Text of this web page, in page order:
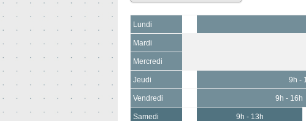
Lundi
Mardi
Mercredi
Jeudi 9h -
Vendredi 9h - 16h
Samedi 9h - 13h